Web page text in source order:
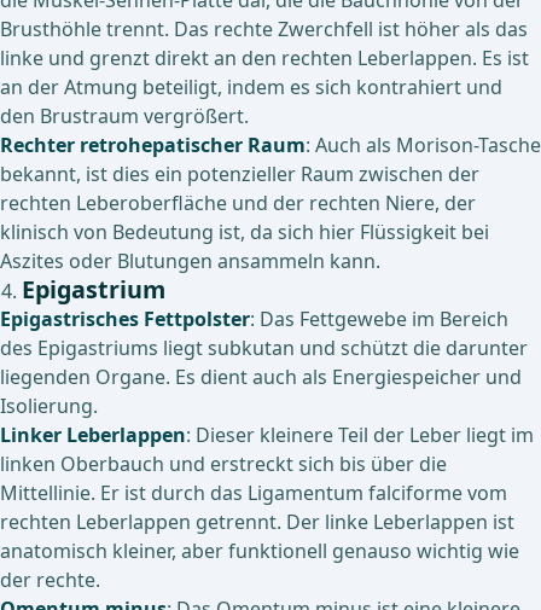
Brusthöhle trennt. Das rechte Zwerchfell ist höher als das
linke und grenzt direkt an den rechten Leberlappen. Es ist
an der Atmung beteiligt, indem es sich kontrahiert und
den Brustraum vergrößert.
Rechter retrohepatischer Raum: Auch als Morison-Tasche
bekannt, ist dies ein potenzieller Raum zwischen der
rechten Leberoberfläche und der rechten Niere, der
klinisch von Bedeutung ist, da sich hier Flüssigkeit bei
Aszites oder Blutungen ansammeln kann.
Epigastrium
Epigastrisches Fettpolster: Das Fettgewebe im Bereich
des Epigastriums liegt subkutan und schützt die darunter
liegenden Organe. Es dient auch als Energiespeicher und
Isolierung.
Linker Leberlappen: Dieser kleinere Teil der Leber liegt im
linken Oberbauch und erstreckt sich bis über die
Mittellinie. Er ist durch das Ligamentum falciforme vom
rechten Leberlappen getrennt. Der linke Leberlappen ist
anatomisch kleiner, aber funktionell genauso wichtig wie
der rechte.